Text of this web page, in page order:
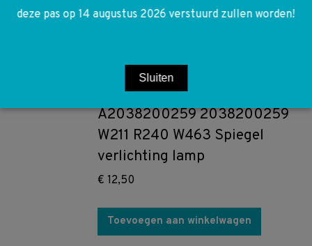
vacuümpomp
Toevoegen aan winkelwagen
A2038200259 2038200259
W211 R240 W463 Spiegel
verlichting lamp
€ 12,50
Toevoegen aan winkelwagen
deze pas op 14 augustus 2026 verstuurd zullen worden!
Sluiten